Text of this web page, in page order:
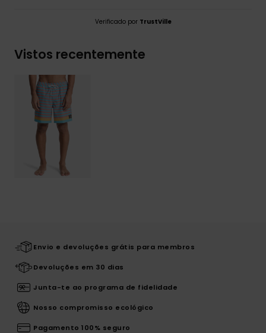
Verificado por TrustVille
Vistos recentemente
Envio e devoluções grátis para membros
Devoluções em 30 dias
Junta-te ao programa de fidelidade
Nosso compromisso ecológico
Pagamento 100% seguro